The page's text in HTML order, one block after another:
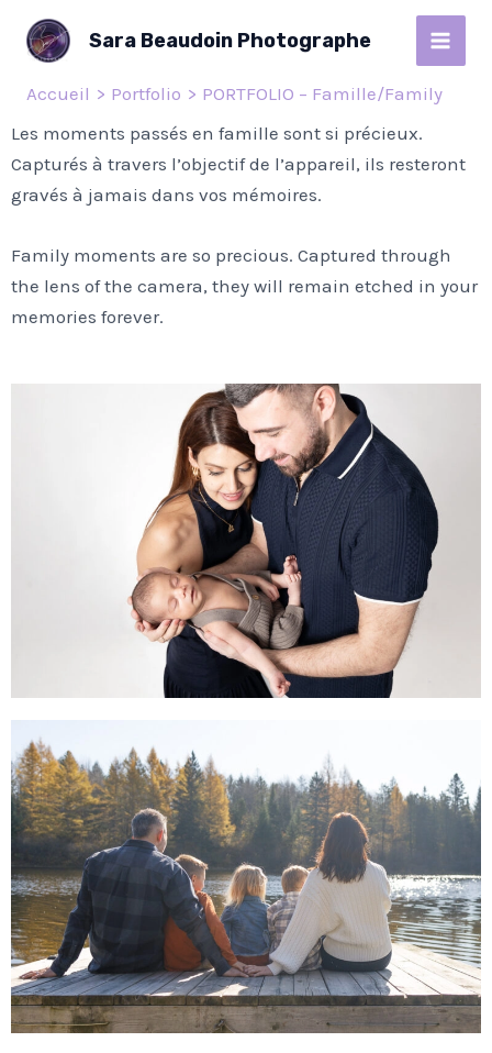
Sara Beaudoin Photographe
Accueil Portfolio
PORTFOLIO – Famille/Family
Les moments passés en famille sont si précieux.
Capturés à travers l’objectif de l’appareil, ils resteront
gravés à jamais dans vos mémoires.
Family moments are so precious. Captured through
the lens of the camera, they will remain etched in your
memories forever.